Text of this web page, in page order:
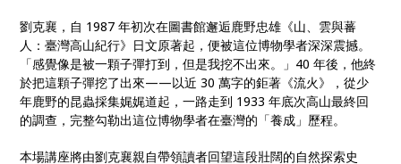
劉克襄，自 1987 年初次在圖書館邂逅鹿野忠雄《山、雲與蕃
人：臺灣高山紀行》日文原著起，便被這位博物學者深深震撼。
「感覺像是被一顆子彈打到，但是我挖不出來。」40 年後，他終
於把這顆子彈挖了出來——以近 30 萬字的鉅著《流火》，從少
年鹿野的昆蟲採集娓娓道起，一路走到 1933 年底次高山最終回
的調查，完整勾勒出這位博物學者在臺灣的「養成」歷程。
本場講座將由劉克襄親自帶領讀者回望這段壯闊的自然探索史